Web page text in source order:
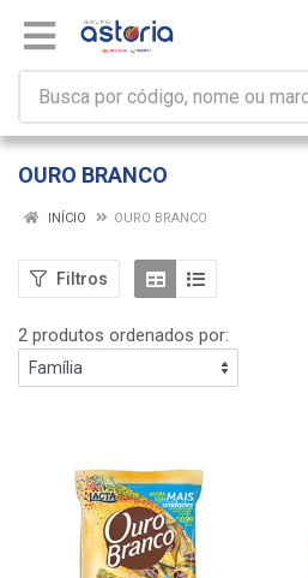
OURO BRANCO
INÍCIO OURO BRANCO
Filtros
2 produtos ordenados por: